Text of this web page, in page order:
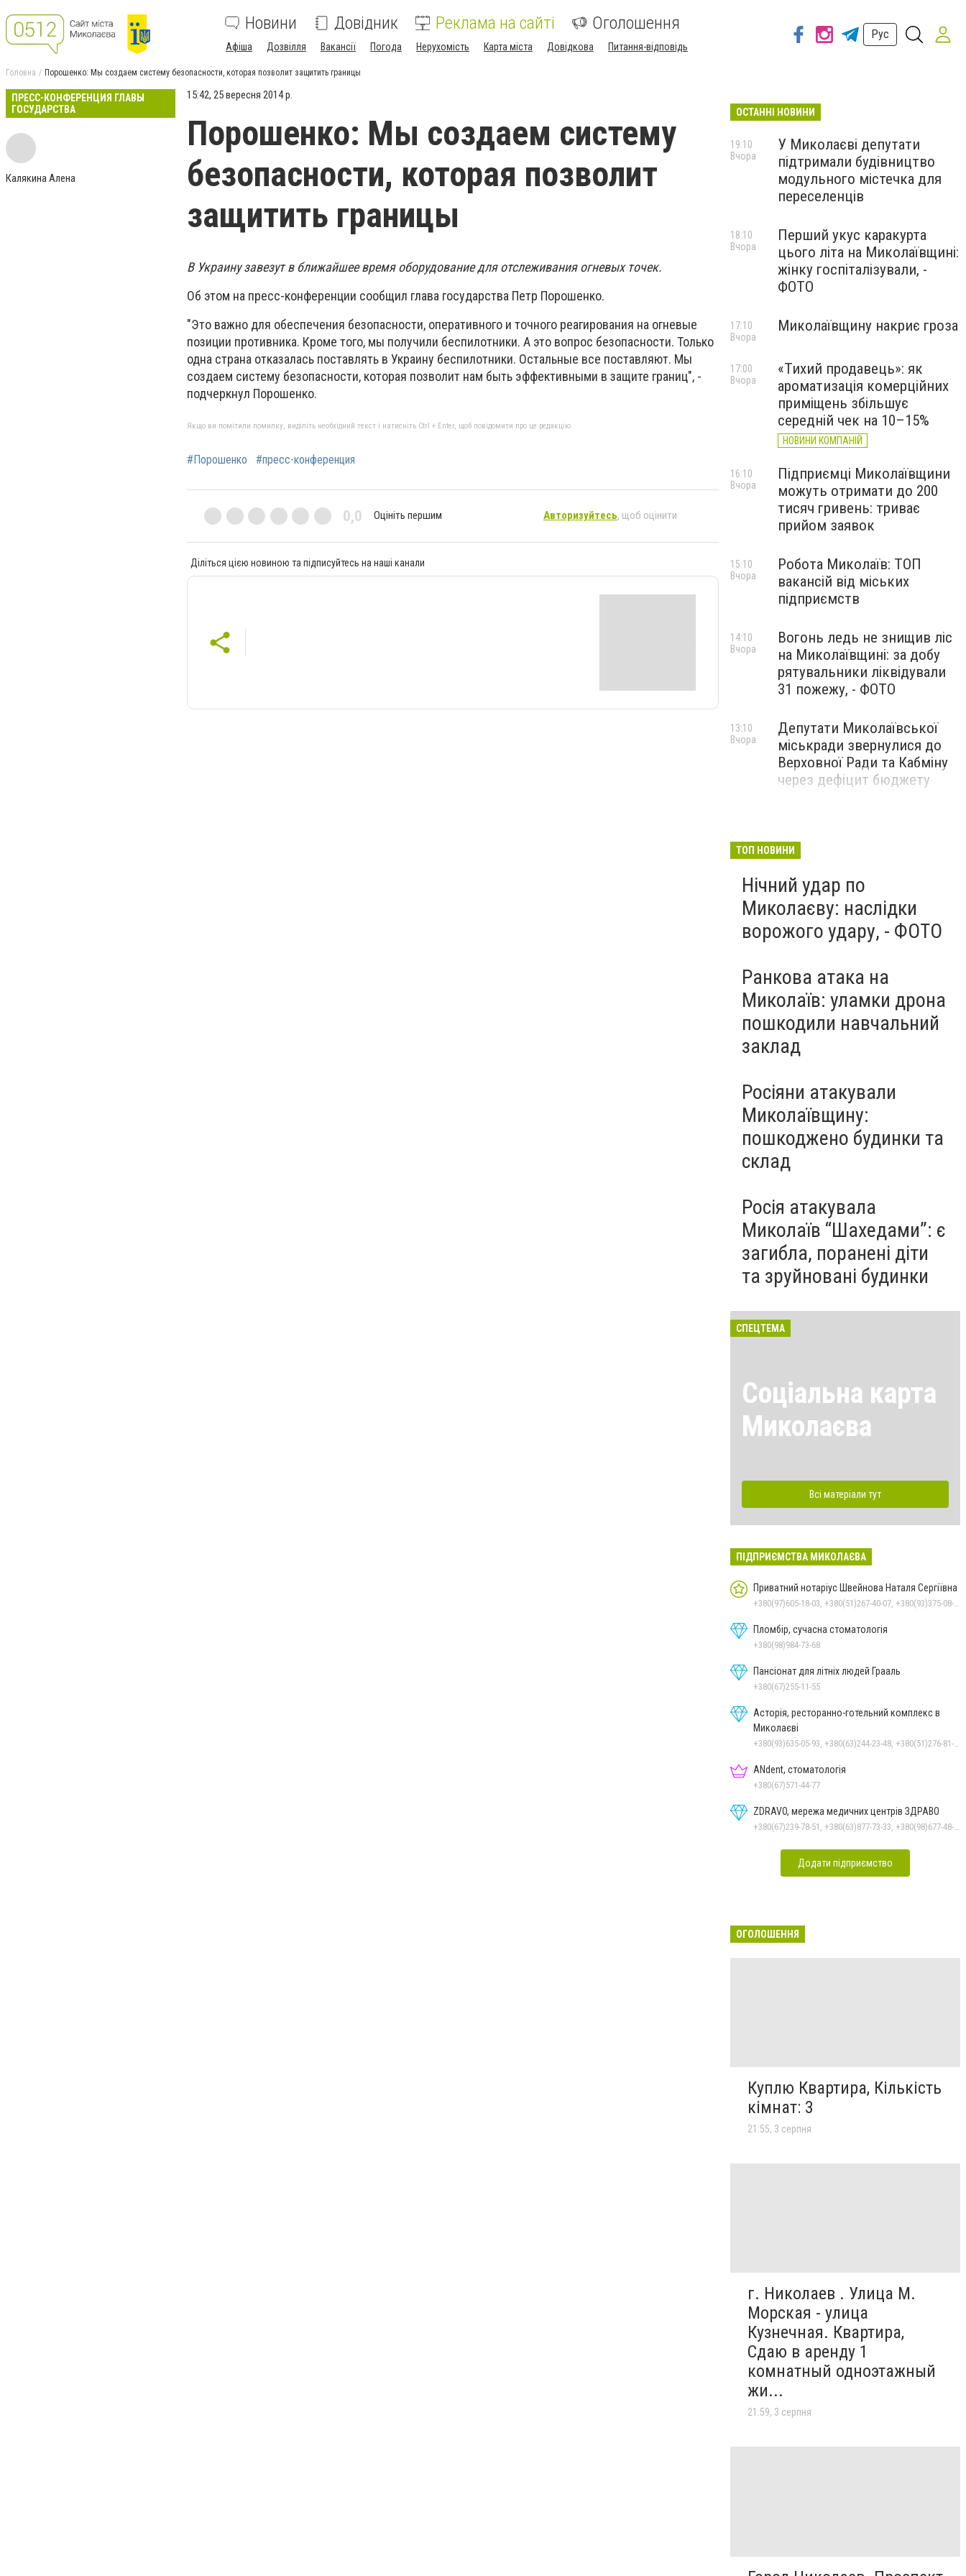
Новини Довідник Реклама на сайті Оголошення
Афіша Дозвілля Вакансії Погода Нерухомість Карта міста Довідкова Питання-відповідь
Рус
Головна Порошенко: Мы создаем систему безопасности, которая позволит защитить границы
ПРЕСС-КОНФЕРЕНЦИЯ ГЛАВЫ
ГОСУДАРСТВА
Калякина Алена
15:42, 25 вересня 2014 р.
Порошенко: Мы создаем систему
безопасности, которая позволит
защитить границы
В Украину завезут в ближайшее время оборудование для отслеживания огневых точек.
Об этом на пресс-конференции сообщил глава государства Петр Порошенко.
"Это важно для обеспечения безопасности, оперативного и точного реагирования на огневые
позиции противника. Кроме того, мы получили беспилотники. А это вопрос безопасности. Только
одна страна отказалась поставлять в Украину беспилотники. Остальные все поставляют. Мы
создаем систему безопасности, которая позволит нам быть эффективными в защите границ", -
подчеркнул Порошенко.
Якщо ви помітили помилку, виділіть необхідний текст і натисніть Ctrl + Enter, щоб повідомити про це редакцію
#Порошенко #пресс-конференция
0,0 Оцініть першим Авторизуйтесь, щоб оцінити
Діліться цією новиною та підписуйтесь на наші канали
ОСТАННІ НОВИНИ
У Миколаєві депутати
підтримали будівництво
модульного містечка для
переселенців
19:10
Вчора
Перший укус каракурта
цього літа на Миколаївщині:
жінку госпіталізували, -
ФОТО
18:10
Вчора
Миколаївщину накриє гроза
17:10
Вчора
«Тихий продавець»: як
ароматизація комерційних
приміщень збільшує
середній чек на 10–15%
НОВИНИ КОМПАНІЙ
17:00
Вчора
Підприємці Миколаївщини
можуть отримати до 200
тисяч гривень: триває
прийом заявок
16:10
Вчора
Робота Миколаїв: ТОП
вакансій від міських
підприємств
15:10
Вчора
Вогонь ледь не знищив ліс
на Миколаївщині: за добу
рятувальники ліквідували
31 пожежу, - ФОТО
14:10
Вчора
Депутати Миколаївської
міськради звернулися до
Верховної Ради та Кабміну
через дефіцит бюджету
13:10
Вчора
ТОП НОВИНИ
Нічний удар по
Миколаєву: наслідки
ворожого удару, - ФОТО
Ранкова атака на
Миколаїв: уламки дрона
пошкодили навчальний
заклад
Росіяни атакували
Миколаївщину:
пошкоджено будинки та
склад
Росія атакувала
Миколаїв “Шахедами”: є
загибла, поранені діти
та зруйновані будинки
СПЕЦТЕМА
Соціальна карта
Миколаєва
Всі матеріали тут
ПІДПРИЄМСТВА МИКОЛАЄВА
Приватний нотаріус Швейнова Наталя Сергіївна
Пломбір, сучасна стоматологія
+380(98)984-73-68
Пансіонат для літніх людей Грааль
+380(67)255-11-55
Асторія, ресторанно-готельний комплекс в
Миколаєві
ANdent, стоматологія
+380(67)571-44-77
ZDRAVO, мережа медичних центрів ЗДРАВО
Додати підприємство
ОГОЛОШЕННЯ
Куплю Квартира, Кількість
кімнат: 3
21:55, 3 серпня
г. Николаев . Улица М.
Морская - улица
Кузнечная. Квартира,
Сдаю в аренду 1
комнатный одноэтажный
жи...
21:59, 3 серпня